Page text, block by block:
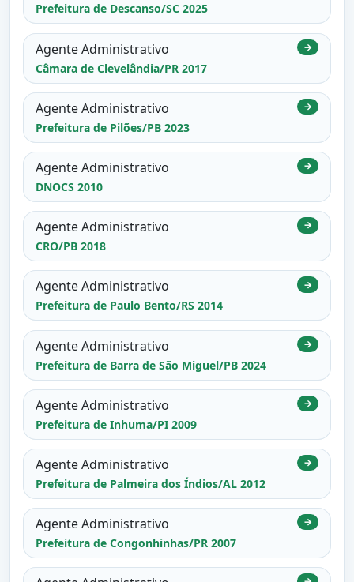
Prefeitura de Descanso/SC 2025
Agente Administrativo
Câmara de Clevelândia/PR 2017
→
Agente Administrativo
Prefeitura de Pilões/PB 2023
→
Agente Administrativo
DNOCS 2010
→
Agente Administrativo
CRO/PB 2018
→
Agente Administrativo
Prefeitura de Paulo Bento/RS 2014
→
Agente Administrativo
Prefeitura de Barra de São Miguel/PB 2024
→
Agente Administrativo
Prefeitura de Inhuma/PI 2009
→
Agente Administrativo
Prefeitura de Palmeira dos Índios/AL 2012
→
Agente Administrativo
Prefeitura de Congonhinhas/PR 2007
→